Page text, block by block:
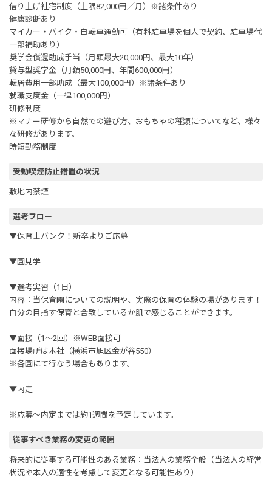
借り上げ社宅制度（上限82,000円／月）※諸条件あり
健康診断あり
マイカー・バイク・自転車通勤可（有料駐車場を個人で契約、駐車場代
一部補助あり）
奨学金償還助成手当（月額最大20,000円、最大10年）
貸与型奨学金（月額50,000円、年間600,000円）
転居費用一部助成（最大100,000円）※諸条件あり
就職支度金（一律100,000円）
研修制度
※マナー研修から自然での遊び方、おもちゃの種類についてなど、様々
な研修があります。
時短勤務制度
受動喫煙防止措置の状況
敷地内禁煙
選考フロー
▼保育士バンク！新卒よりご応募
▼園見学
▼選考実習（1日）
内容：当保育園についての説明や、実際の保育の体験の場があります！
自分の目指す保育と合致しているか肌で感じることができます。
▼面接（1～2回）※WEB面接可
面接場所は本社（横浜市旭区金が谷550）
※各園にて行なう場合もあります。
▼内定
※応募～内定までは約1週間を予定しています。
従事すべき業務の変更の範囲
将来的に従事する可能性のある業務：当法人の業務全般（当法人の経営
状況や本人の適性を考慮して変更となる可能性あり）